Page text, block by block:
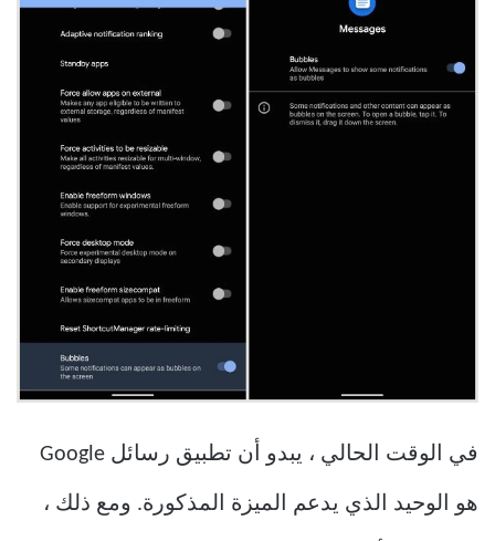
في الوقت الحالي ، يبدو أن تطبيق رسائل Google
هو الوحيد الذي يدعم الميزة المذكورة. ومع ذلك ،